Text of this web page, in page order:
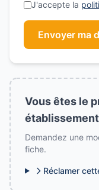
J'accepte la
Envoyer ma
Vous êtes le
Demandez une
fiche.
Réclamer